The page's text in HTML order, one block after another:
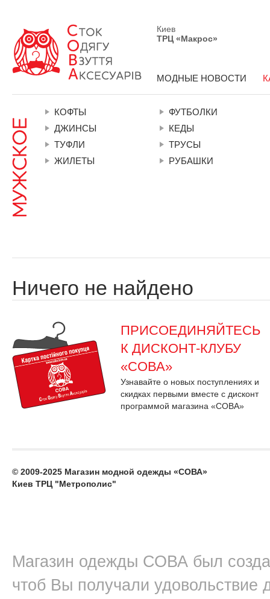
Киев
ТРЦ «Макрос»
МОДНЫЕ НОВОСТИ
КОФТЫ
ДЖИНСЫ
ТУФЛИ
ЖИЛЕТЫ
ФУТБОЛКИ
КЕДЫ
ТРУСЫ
РУБАШКИ
Ничего не найдено
ПРИСОЕДИНЯЙТЕСЬ
К ДИСКОНТ-КЛУБУ
«СОВА»
Узнавайте о новых поступлениях и
скидках первыми вместе с дисконт
программой магазина «СОВА»
© 2009-2025 Магазин модной одежды «СОВА»
Киев ТРЦ "Метрополис"
Магазин одежды СОВА был
чтоб Вы получали удовольствие